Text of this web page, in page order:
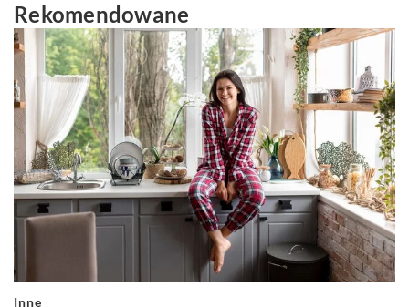
Rekomendowane
Inne